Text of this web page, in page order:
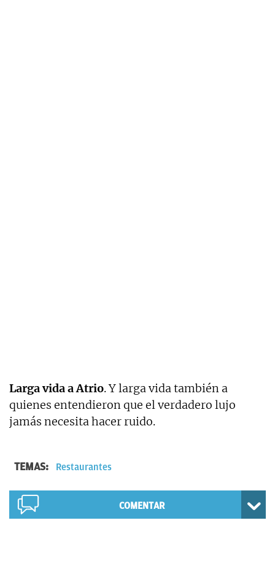
Larga vida a Atrio. Y larga vida también a
quienes entendieron que el verdadero lujo
jamás necesita hacer ruido.
TEMAS: Restaurantes
COMENTAR